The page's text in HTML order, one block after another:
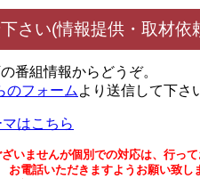
さい(情報提供・取材依
番組情報からどうぞ。
のフォーム より送信して下さ
はこちら
いませんが個別での対応は、行って
電話いただきますようお願い致し